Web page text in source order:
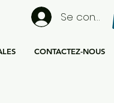
Se
CONTACTEZ-NOUS